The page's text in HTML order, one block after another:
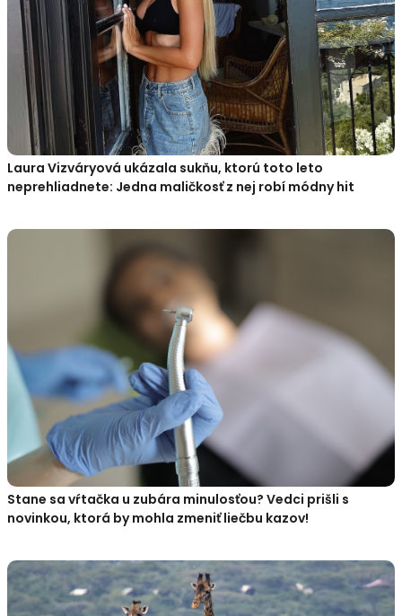
Laura Vizváryová ukázala sukňu, ktorú toto leto
neprehliadnete: Jedna maličkosť z nej robí módny hit
Stane sa vŕtačka u zubára minulosťou? Vedci prišli s
novinkou, ktorá by mohla zmeniť liečbu kazov!